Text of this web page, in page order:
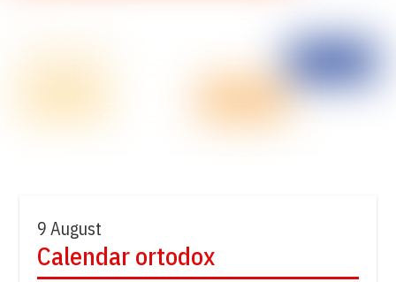
9 August
Calendar ortodox